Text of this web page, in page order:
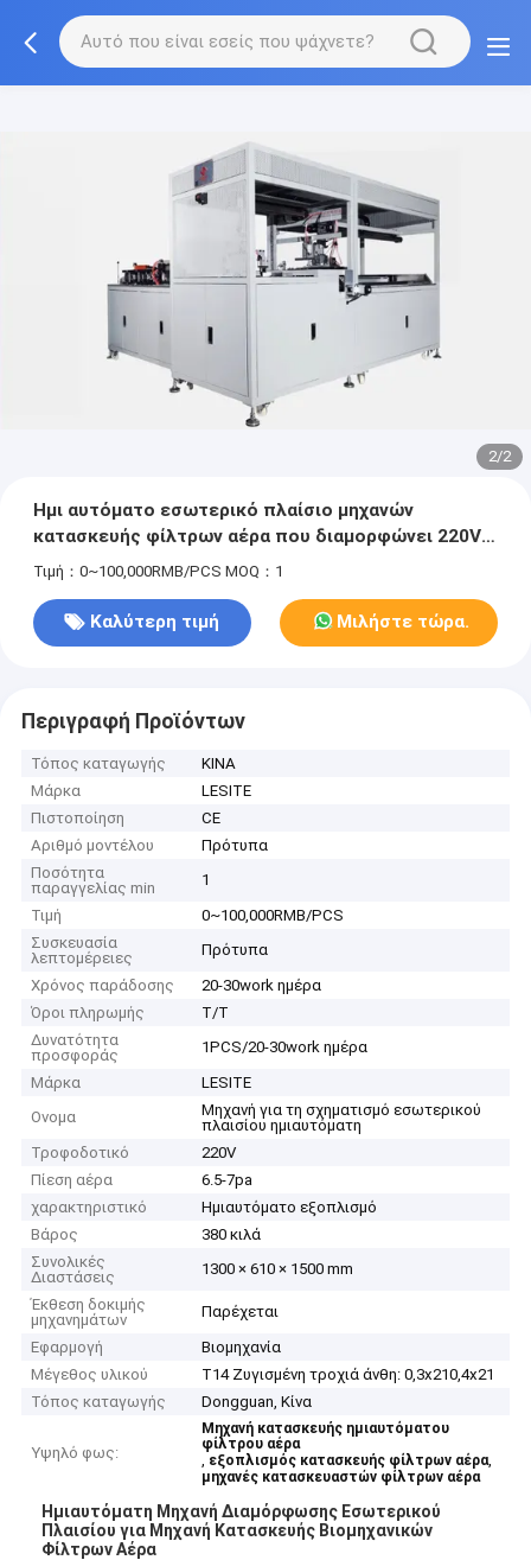
2/2
Ημι αυτόματο εσωτερικό πλαίσιο μηχανών
κατασκευής φίλτρων αέρα που διαμορφώνει 220V
7pa
Τιμή：0~100,000RMB/PCS MOQ：1
Καλύτερη τιμή Μιλήστε τώρα.
Περιγραφή Προϊόντων
Τόπος καταγωγής
ΚΙΝΑ
Μάρκα
LESITE
Πιστοποίηση
CE
Αριθμό μοντέλου
Πρότυπα
Ποσότητα
παραγγελίας min
1
Τιμή
0~100,000RMB/PCS
Συσκευασία
λεπτομέρειες
Πρότυπα
Χρόνος παράδοσης
20-30work ημέρα
Όροι πληρωμής
T/T
Δυνατότητα
προσφοράς
1PCS/20-30work ημέρα
Μάρκα
LESITE
Ονομα
Μηχανή για τη σχηματισμό εσωτερικού
πλαισίου ημιαυτόματη
Τροφοδοτικό
220V
Πίεση αέρα
6.5-7pa
χαρακτηριστικό
Ημιαυτόματο εξοπλισμό
Βάρος
380 κιλά
Συνολικές
Διαστάσεις
1300 × 610 × 1500 mm
Έκθεση δοκιμής
μηχανημάτων
Παρέχεται
Εφαρμογή
Βιομηχανία
Μέγεθος υλικού
Τ14 Ζυγισμένη τροχιά άνθη: 0,3x210,4x21
Τόπος καταγωγής
Dongguan, Κίνα
Υψηλό φως:
Μηχανή κατασκευής ημιαυτόματου
φίλτρου αέρα
, εξοπλισμός κατασκευής φίλτρων αέρα,
μηχανές κατασκευαστών φίλτρων αέρα
Ημιαυτόματη Μηχανή Διαμόρφωσης Εσωτερικού
Πλαισίου για Μηχανή Κατασκευής Βιομηχανικών
Φίλτρων Αέρα